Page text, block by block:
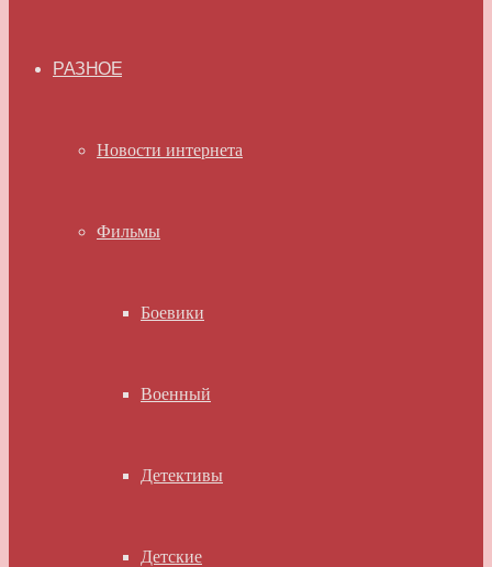
РАЗНОЕ
Новости интернета
Фильмы
Боевики
Военный
Детективы
Детские